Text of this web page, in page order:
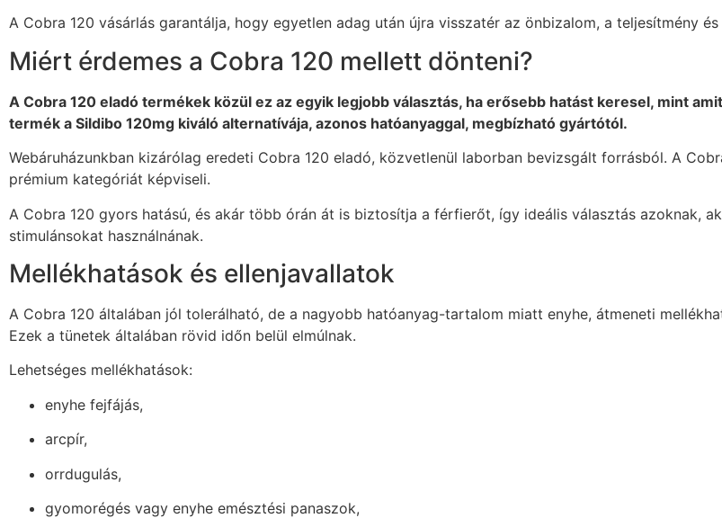
A Cobra 120 vásárlás garantálja, hogy egyetlen adag után újra visszatér az önbizalom, a teljesítmény
Miért érdemes a Cobra 120 mellett dönteni?
A Cobra 120 eladó termékek közül ez az egyik legjobb választás, ha erősebb hatást keresel, mint
termék a Sildibo 120mg kiváló alternatívája, azonos hatóanyaggal, megbízható gyártótól.
Webáruházunkban kizárólag eredeti Cobra 120 eladó, közvetlenül laborban bevizsgált forrásból. A
prémium kategóriát képviseli.
A Cobra 120 gyors hatású, és akár több órán át is biztosítja a férfierőt, így ideális választás azoknak,
stimulánsokat használnának.
Mellékhatások és ellenjavallatok
A Cobra 120 általában jól tolerálható, de a nagyobb hatóanyag-tartalom miatt enyhe, átmeneti
Ezek a tünetek általában rövid időn belül elmúlnak.
Lehetséges mellékhatások:
enyhe fejfájás,
arcpír,
orrdugulás,
gyomorégés vagy enyhe emésztési panaszok,